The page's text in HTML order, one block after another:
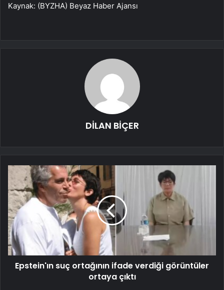
Kaynak: (BYZHA) Beyaz Haber Ajansı
DİLAN BİÇER
Epstein'ın suç ortağının ifade verdiği görüntüler
ortaya çıktı